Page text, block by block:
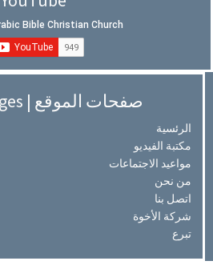
Site Pages | صفحات الموقع
الرئسية
مكتبة الفيديو
مواعيد الاجتماعات
من نحن
اتصل بنا
شركة الأخوة
تبرع